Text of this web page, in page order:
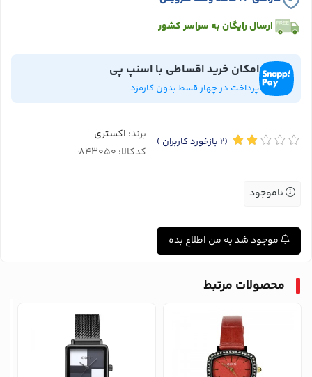
ارسال رایگان به سراسر کشور
امکان خرید اقساطی با اسنپ پی
پرداخت در چهار قسط بدون کارمزد
(2 بازخورد کاربران ) برند: اکستری
کدکالا:
ناموجود
موجود شد به من اطلاع بده
محصولات مرتبط